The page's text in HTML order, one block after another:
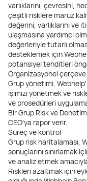
varlıklarını, çevresini,
çeşitli risklere maruz
değerini, varlıklarını ve
ulaşmasına yardımcı
değerleriyle tutarlı
desteklemek için
potansiyel tehditleri
Organizasyonel çerçeve
Grup yönetimi,
işimizi yönetmek ve
ve prosedürleri
Bir Grup Risk ve
CEO'ya rapor verir.
Süreç ve kontrol
Grup risk haritalaması,
sonuçlarını sınırlamak
ve analiz etmek
Riskleri azaltmak için